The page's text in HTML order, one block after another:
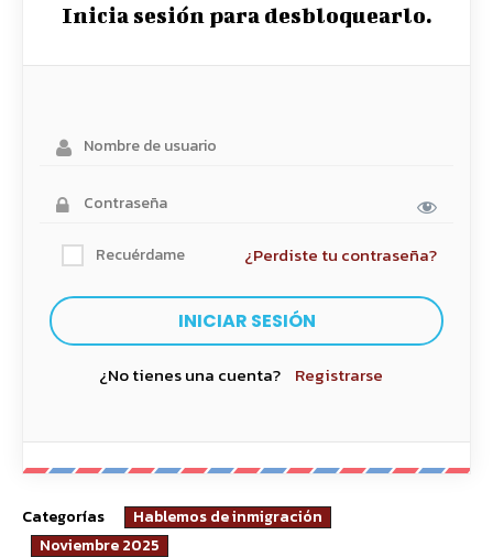
Inicia sesión para desbloquearlo.
Recuérdame ¿Perdiste tu contraseña?
¿No tienes una cuenta? Registrarse
Categorías
Hablemos de inmigración
Noviembre 2025